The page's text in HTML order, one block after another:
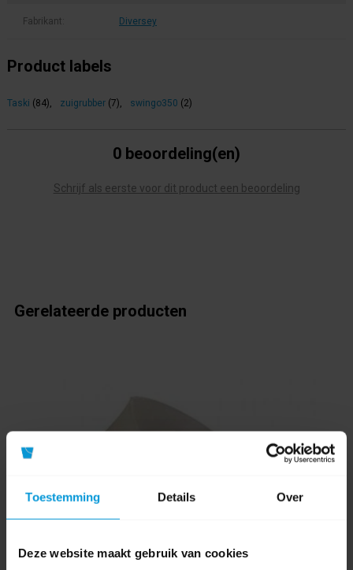
Toestemming Details Over
Deze website maakt gebruik van cookies
Fabrikant: Diversey
Product labels
Taski (84), zuigrubber (7), swingo350 (2)
0 beoordeling(en)
Schrijf als eerste voor dit product een beoordeling
Gerelateerde producten